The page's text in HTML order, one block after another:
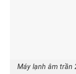
Máy lạnh âm trần